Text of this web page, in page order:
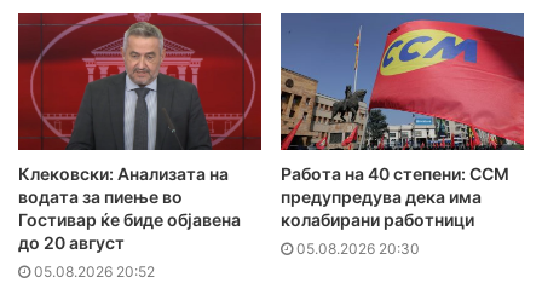
Клековски: Анализата на
водата за пиење во
Гостивар ќе биде објавена
до 20 август
05.08.2026 20:52
Работа на 40 степени: ССМ
предупредува дека има
колабирани работници
05.08.2026 20:30